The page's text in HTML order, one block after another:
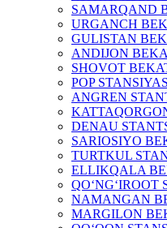
SAMARQAND
URGANCH
GULISTAN
ANDIJON
SHOVOT
POP
ANGREN
DENAU
SARIOSIYO
TURTKUL
ELLIKQALA
QO‘NG‘IROOT
NAMANGAN
MARGILON